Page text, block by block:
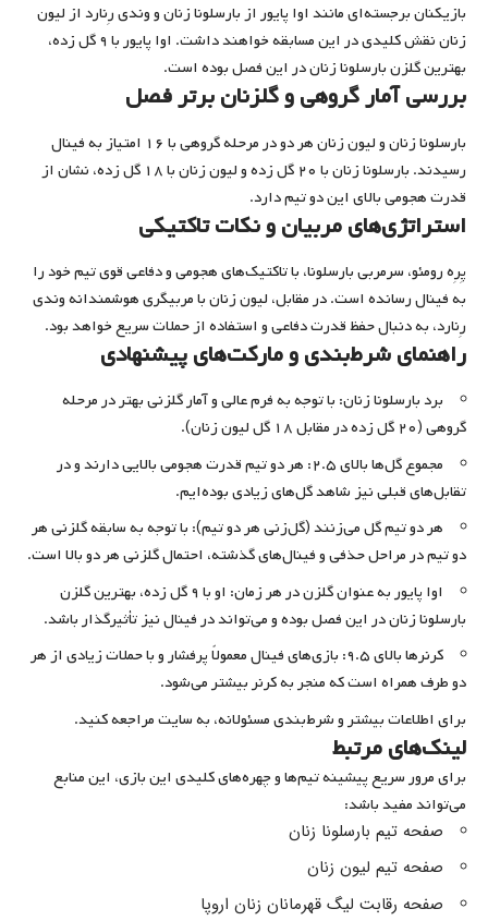
بازیکنان برجسته‌ای مانند اوا پایور از بارسلونا زنان و وندی رِنارد از لیون
زنان نقش کلیدی در این مسابقه خواهند داشت. اوا پایور با ۹ گل زده،
بهترین گلزن بارسلونا زنان در این فصل بوده است.
بررسی آمار گروهی و گلزنان برتر فصل
بارسلونا زنان و لیون زنان هر دو در مرحله گروهی با ۱۶ امتیاز به فینال
رسیدند. بارسلونا زنان با ۲۰ گل زده و لیون زنان با ۱۸ گل زده، نشان از
قدرت هجومی بالای این دو تیم دارد.
استراتژی‌های مربیان و نکات تاکتیکی
پِرِه رومئو، سرمربی بارسلونا، با تاکتیک‌های هجومی و دفاعی قوی تیم خود را
به فینال رسانده است. در مقابل، لیون زنان با مربیگری هوشمندانه وندی
رِنارد، به دنبال حفظ قدرت دفاعی و استفاده از حملات سریع خواهد بود.
راهنمای شرط‌بندی و مارکت‌های پیشنهادی
برد بارسلونا زنان: با توجه به فرم عالی و آمار گلزنی بهتر در مرحله
گروهی (۲۰ گل زده در مقابل ۱۸ گل لیون زنان).
مجموع گل‌ها بالای ۲.۵: هر دو تیم قدرت هجومی بالایی دارند و در
تقابل‌های قبلی نیز شاهد گل‌های زیادی بوده‌ایم.
هر دو تیم گل می‌زنند (گل‌زنی هر دو تیم): با توجه به سابقه گلزنی هر
دو تیم در مراحل حذفی و فینال‌های گذشته، احتمال گلزنی هر دو بالا است.
اوا پایور به عنوان گلزن در هر زمان: او با ۹ گل زده، بهترین گلزن
بارسلونا زنان در این فصل بوده و می‌تواند در فینال نیز تأثیرگذار باشد.
کرنرها بالای ۹.۵: بازی‌های فینال معمولاً پرفشار و با حملات زیادی از هر
دو طرف همراه است که منجر به کرنر بیشتر می‌شود.
برای اطلاعات بیشتر و شرط‌بندی مسئولانه، به سایت مراجعه کنید.
لینک‌های مرتبط
برای مرور سریع پیشینه تیم‌ها و چهره‌های کلیدی این بازی، این منابع
می‌تواند مفید باشد:
صفحه تیم بارسلونا زنان
صفحه تیم لیون زنان
صفحه رقابت لیگ قهرمانان زنان اروپا